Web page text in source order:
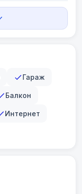
Гараж
Балкон
Интернет